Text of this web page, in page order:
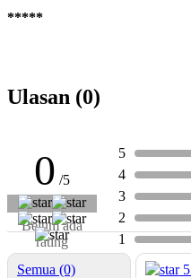
*****
Ulasan (0)
0 /5
Belum ada
rating
5
4
3
2
1
Semua (0)
5